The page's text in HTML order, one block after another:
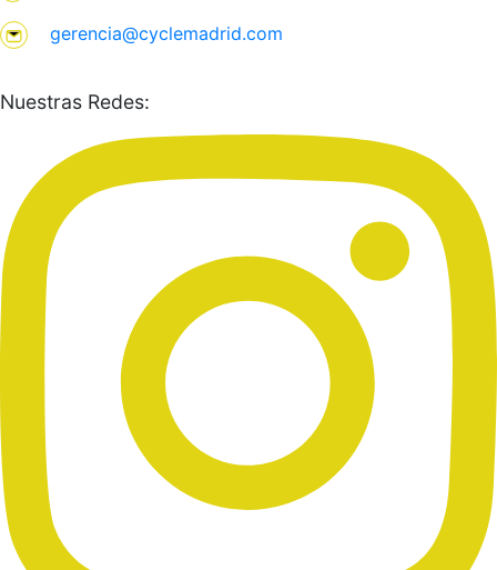
gerencia@cyclemadrid.com
Nuestras Redes: